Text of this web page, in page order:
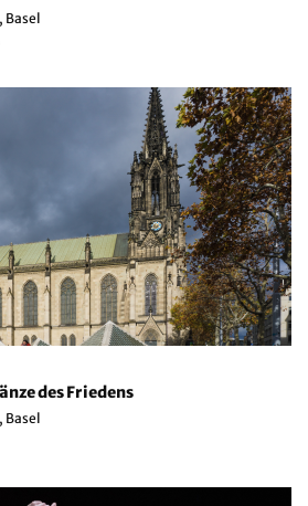
Basel
des Friedens
Basel